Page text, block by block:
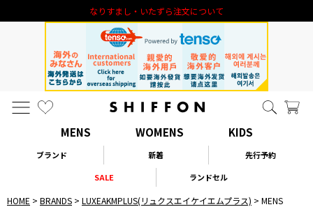
なりすまし・いたずら注文について
MENS WOMENS KIDS
ブランド 新着
先行予約
SALE
ランドセル
HOME BRANDS LUXEAKMPLUS(リュクスエイケイエムプラス) MENS